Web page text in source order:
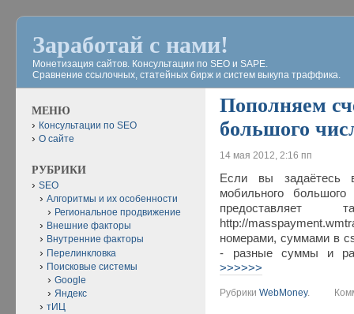
Заработай с нами!
Монетизация сайтов. Консультации по SEO и SAPE.
Сравнение ссылочных, статейных бирж и систем выкупа траффика.
Пополняем
большого
14 мая 2012, 2:16 пп
Если вы задаётесь
мобильного
http://
номерами, суммами в
- разные суммы и
>>>>>>
РубрикиWebMoney.
МЕНЮ
Консультации по SEO
О сайте
РУБРИКИ
SEO
Алгоритмы и их особенности
Региональное продвижение
Внешние факторы
Внутренние факторы
Перелинкловка
Поисковые системы
Google
Яндекс
тИЦ